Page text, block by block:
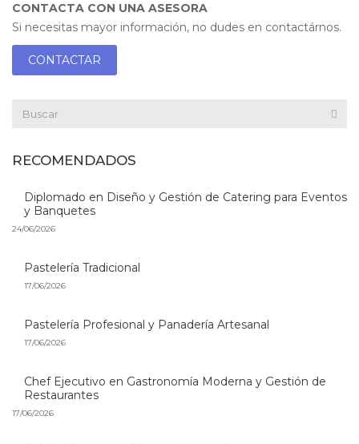
CONTACTA CON UNA ASESORA
Si necesitas mayor información, no dudes en contactárnos.
CONTACTAR
RECOMENDADOS
Diplomado en Diseño y Gestión de Catering para Eventos
y Banquetes
24/06/2026
Pastelería Tradicional
17/06/2026
Pastelería Profesional y Panadería Artesanal
17/06/2026
Chef Ejecutivo en Gastronomía Moderna y Gestión de
Restaurantes
17/06/2026